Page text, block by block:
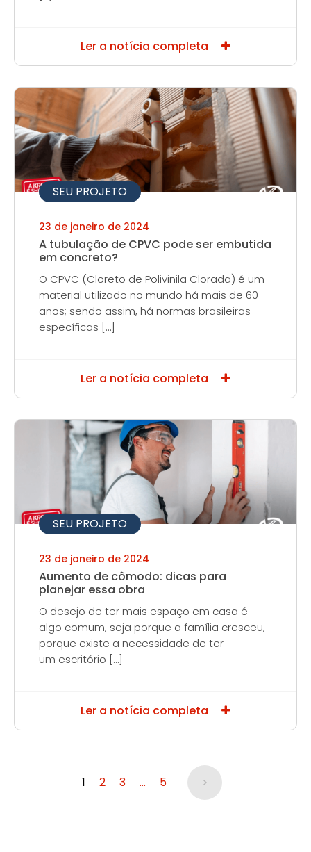
Ler a notícia completa
SEU PROJETO
23 de janeiro de 2024
A tubulação de CPVC pode ser embutida
em concreto?
O CPVC (Cloreto de Polivinila Clorada) é um
material utilizado no mundo há mais de 60
anos; sendo assim, há normas brasileiras
específicas […]
Ler a notícia completa
SEU PROJETO
23 de janeiro de 2024
Aumento de cômodo: dicas para
planejar essa obra
O desejo de ter mais espaço em casa é
algo comum, seja porque a família cresceu,
porque existe a necessidade de ter
um escritório […]
Ler a notícia completa
1 2 3 … 5 >